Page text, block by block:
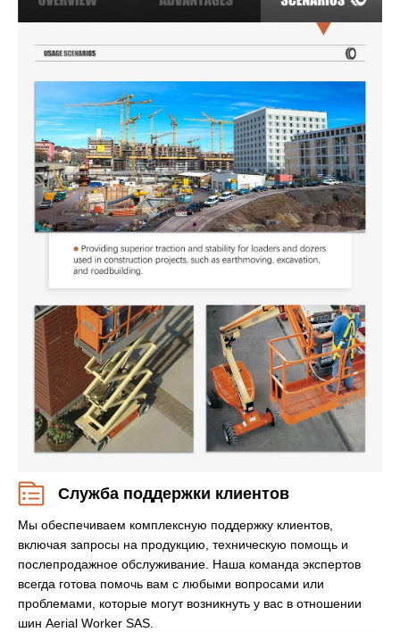
Служба поддержки клиентов
Мы обеспечиваем комплексную поддержку клиентов,
включая запросы на продукцию, техническую помощь и
послепродажное обслуживание. Наша команда экспертов
всегда готова помочь вам с любыми вопросами или
проблемами, которые могут возникнуть у вас в отношении
шин Aerial Worker SAS.